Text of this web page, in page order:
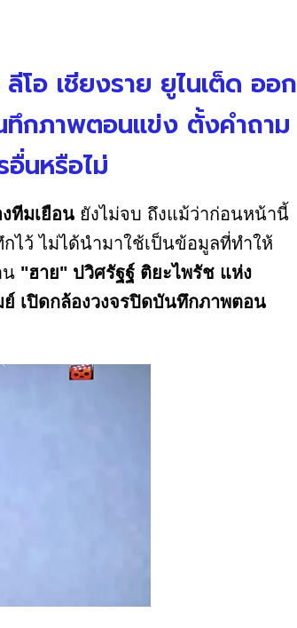
โอ เชียงราย ยูไนเต็ด ออก
กภาพตอนแข่ง ตั้งคำถาม
อื่นหรือไม่
ทีมเยือน ยังไม่จบ ถึงแม้ว่าก่อนหน้านี้
ไว้ ไม่ได้นํามาใช้เป็นข้อมูลที่ทําให้
น "ฮาย" ปวิศรัฐฐ์ ติยะไพรัช แห่ง
ย์ เปิดกล้องวงจรปิดบันทึกภาพตอน